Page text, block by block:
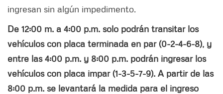
ingresan sin algún impedimento.
De 12:00 m. a 4:00 p.m. solo podrán transitar los
vehículos con placa terminada en par (0-2-4-6-8), y
entre las 4:00 p.m. y 8:00 p.m. podrán ingresar los
vehículos con placa impar (1-3-5-7-9). A partir de las
8:00 p.m. se levantará la medida para el ingreso